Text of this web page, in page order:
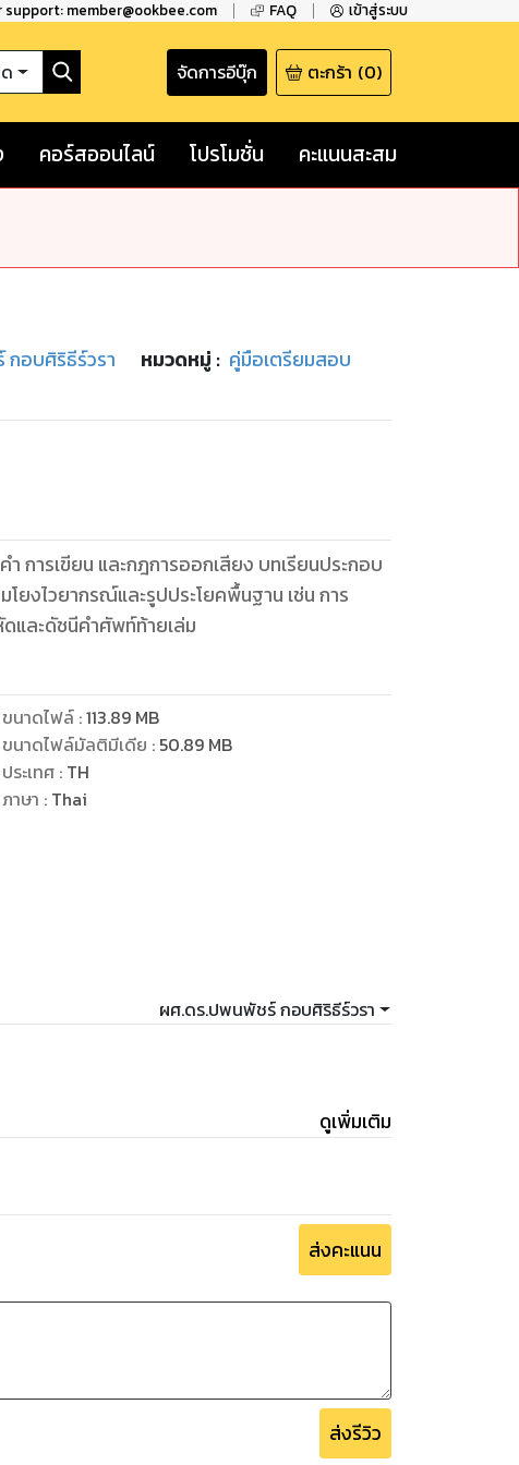
support: member@ookbee.com FAQ เข้าสู่ระบบ
จัดการอีบุ๊ก ตะกร้า (0)
คอร์สออนไลน์ โปรโมชั่น คะแนนสะสม
อบศิริธีร์วรา หมวดหมู่ : คู่มือเตรียมสอบ
การเขียน และกฎการออกเสียง บทเรียนประกอบ
ยงไวยากรณ์และรูปประโยคพื้นฐาน เช่น การ
และดัชนีคำศัพท์ท้ายเล่ม
ขนาดไฟล์:113.89 MB
ขนาดไฟล์มัลติมีเดีย : 50.89 MB
ประเทศ : TH
ภาษา : Thai
ผศ.ดร.ปพนพัชร์ กอบศิริธีร์วรา
ดูเพิ่มเติม
ส่งคะแนน
ส่งรีวิว